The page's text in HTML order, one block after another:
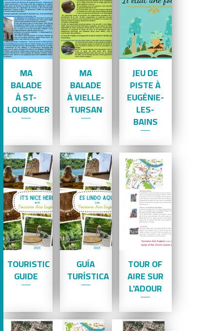
MA
BALADE
À ST-
LOUBOUER
MA
BALADE
À VIELLE-
TURSAN
JEU DE
PISTE À
EUGÉNIE-
LES-
BAINS
TOURISTIC
GUIDE
GUÍA
TURÍSTICA
TOUR OF
AIRE SUR
L'ADOUR